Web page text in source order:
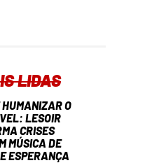
LIDAS
O
LESOIR
CRISES
MÚSICA DE
ESPERANÇA